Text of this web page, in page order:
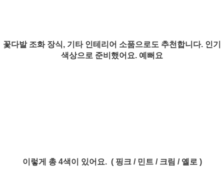
꽃다발 조화 장식, 기타 인테리어 소품으로도 추천합니다. 인기
색상으로 준비했어요. 예뻐요
이렇게 총 4색이 있어요. ( 핑크 / 민트 / 크림 / 옐로 )